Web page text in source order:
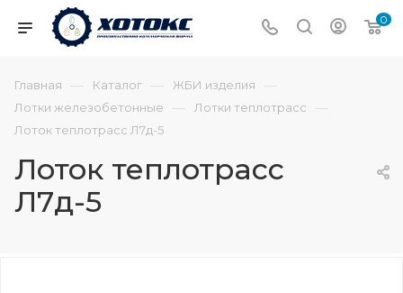
0
Главная — Каталог — ЖБИ изделия —
Лотки железобетонные — Лотки теплотрасс —
Лоток теплотрасс Л7д-5
Лоток теплотрасс
Л7д-5